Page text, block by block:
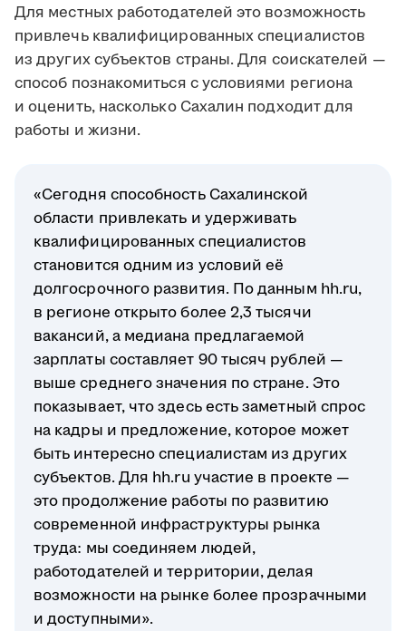
Для местных работодателей это возможность
привлечь квалифицированных специалистов
из других субъектов страны. Для соискателей —
способ познакомиться с условиями региона
и оценить, насколько Сахалин подходит для
работы и жизни.
«Сегодня способность Сахалинской
области привлекать и удерживать
квалифицированных специалистов
становится одним из условий её
долгосрочного развития. По данным hh.ru,
в регионе открыто более 2,3 тысячи
вакансий, а медиана предлагаемой
зарплаты составляет 90 тысяч рублей —
выше среднего значения по стране. Это
показывает, что здесь есть заметный спрос
на кадры и предложение, которое может
быть интересно специалистам из других
субъектов. Для hh.ru участие в проекте —
это продолжение работы по развитию
современной инфраструктуры рынка
труда: мы соединяем людей,
работодателей и территории, делая
возможности на рынке более прозрачными
и доступными».